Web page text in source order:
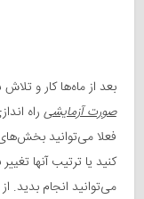
بعد از ماه‌ها کار و
صورت آزمایشی راه
فعلا می‌توانید
می‌توانید انجام بدید.